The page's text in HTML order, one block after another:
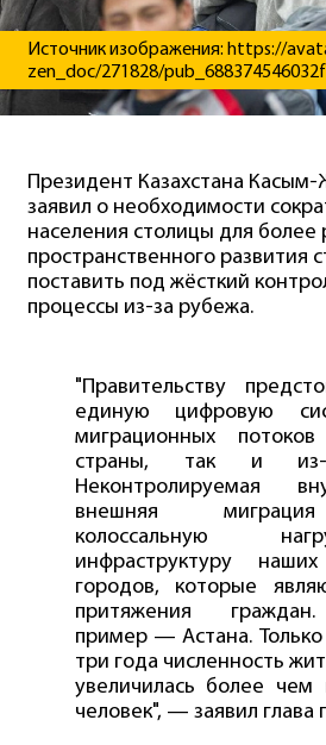
Источник изображения: https://
zen_doc/271828/
Президент Казахстана
заявил о необходимости
населения столицы для более
пространственного развития
поставить под жёсткий
процессы из-за рубежа.
"Правительству
единую цифровую
миграционных
страны, так и из-
Неконтролируемая
внешняя
колоссальную
инфраструктуру
городов, которые
притяжения
пример — Астана. Только
три года численность
увеличилась более чем
человек", — заявил глава